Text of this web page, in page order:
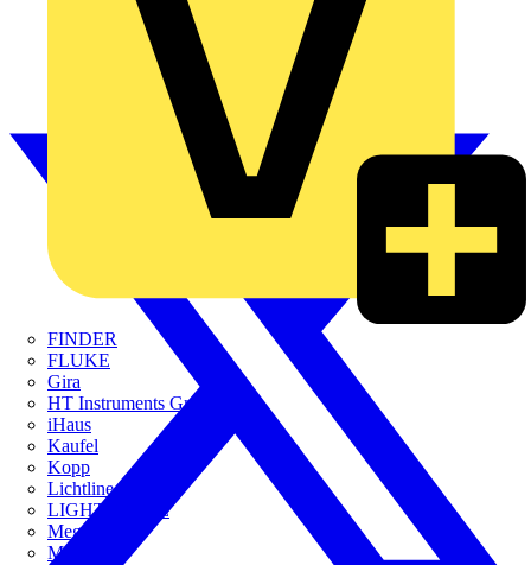
FINDER
FLUKE
Gira
HT Instruments GmbH
iHaus
Kaufel
Kopp
Lichtline
LIGHTCYCLE
Megger
Mersen